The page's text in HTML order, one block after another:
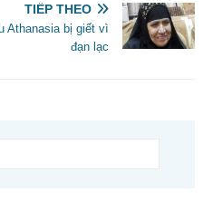
TIẾP THEO
Athanasia bị giết vì
đạn lạc